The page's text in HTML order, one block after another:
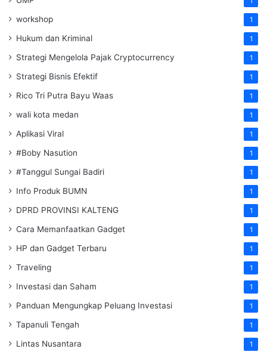
workshop 1
Hukum dan Kriminal 1
Strategi Mengelola Pajak Cryptocurrency 1
Strategi Bisnis Efektif 1
Rico Tri Putra Bayu Waas 1
wali kota medan 1
Aplikasi Viral 1
#Boby Nasution 1
#Tanggul Sungai Badiri 1
Info Produk BUMN 1
DPRD PROVINSI KALTENG 1
Cara Memanfaatkan Gadget 1
HP dan Gadget Terbaru 1
Traveling 1
Investasi dan Saham 1
Panduan Mengungkap Peluang Investasi 1
Tapanuli Tengah 1
Lintas Nusantara 1